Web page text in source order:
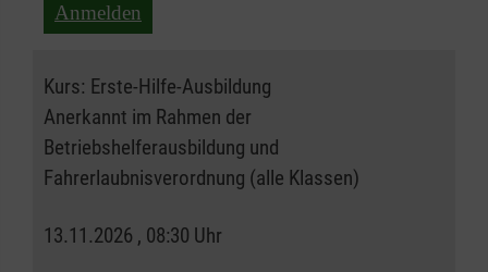
Anmelden
Kurs: Erste-Hilfe-Ausbildung
Anerkannt im Rahmen der
Betriebshelferausbildung und
Fahrerlaubnisverordnung (alle Klassen)
13.11.2026 , 08:30 Uhr